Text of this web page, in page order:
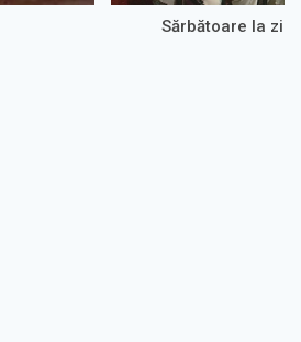
Sărbătoare la zi